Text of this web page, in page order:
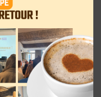
complètement
YouTube
2026